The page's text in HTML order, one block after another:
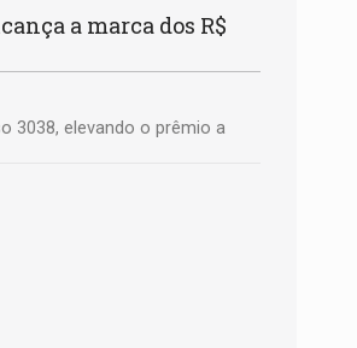
a marca dos R$
3038, elevando o prêmio a